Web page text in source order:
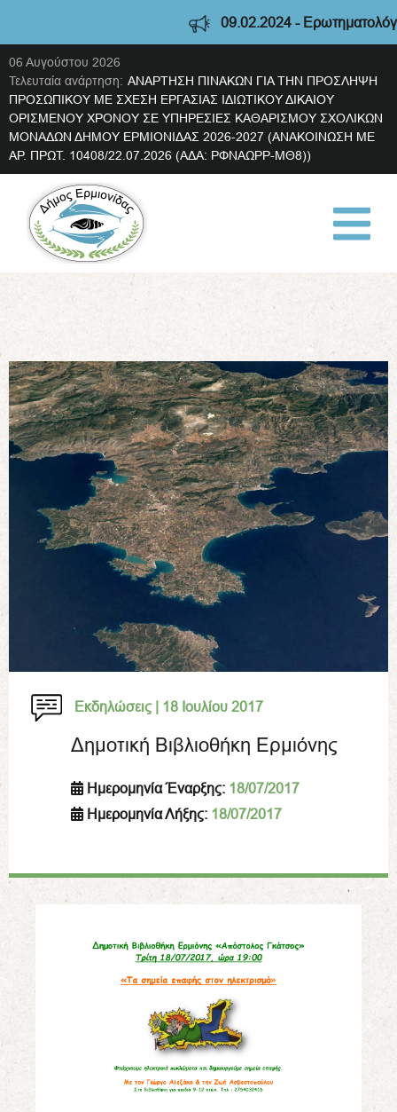
09.02.2024 - Ερωτηματολόγιο
06 Αυγούστου 2026
Τελευταία ανάρτηση: ΑΝΑΡΤΗΣΗ ΠΙΝΑΚΩΝ ΓΙΑ ΤΗΝ ΠΡΟΣΛΗΨΗ
ΠΡΟΣΩΠΙΚΟΥ ΜΕ ΣΧΕΣΗ ΕΡΓΑΣΙΑΣ ΙΔΙΩΤΙΚΟΥ ΔΙΚΑΙΟΥ
ΟΡΙΣΜΕΝΟΥ ΧΡΟΝΟΥ ΣΕ ΥΠΗΡΕΣΙΕΣ ΚΑΘΑΡΙΣΜΟΥ ΣΧΟΛΙΚΩΝ
ΜΟΝΑΔΩΝ ΔΗΜΟΥ ΕΡΜΙΟΝΙΔΑΣ 2026-2027 (ΑΝΑΚΟΙΝΩΣΗ ΜΕ
ΑΡ. ΠΡΩΤ. 10408/22.07.2026 (ΑΔΑ: ΡΦΝΑΩΡΡ-ΜΘ8))
Εκδηλώσεις | 18 Ιουλίου 2017
Δημοτική Βιβλιοθήκη Ερμιόνης
Ημερομηνία Έναρξης: 18/07/2017
Ημερομηνία Λήξης: 18/07/2017